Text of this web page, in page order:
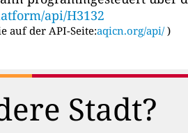
api/H3132
auf der API-Seite:aqicn.org/api/ )
Stadt?